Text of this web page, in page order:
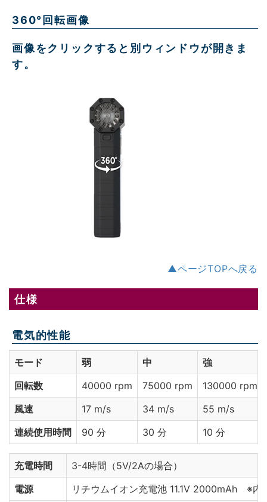
360°回転画像
画像をクリックすると別ウィンドウが開きま
す。
▲ページTOPへ戻る
仕様
電気的性能
モード 弱 中
強
回転数
40000 rpm 75000 rpm
130000 rpm
風速
17 m/s 34 m/s
55 m/s
連続使用時間
90 分 30 分 10 分
充電時間
3-4時間（5V/2Aの場合）
電源
リチウムイオン充電池 11.1V 2000mAh ※内